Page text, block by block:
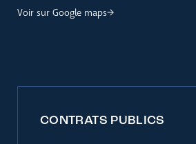
Voir sur Google maps
CONTRATS PUBLICS